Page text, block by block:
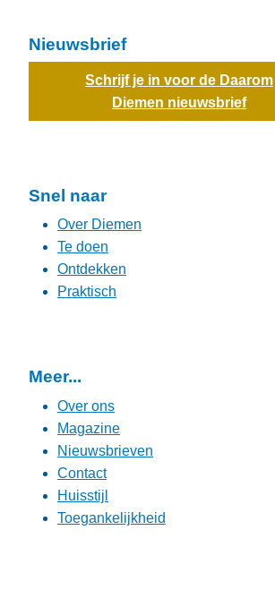
Nieuwsbrief
Schrijf je in voor de Daarom
Diemen nieuwsbrief
Snel naar
Over Diemen
Te doen
Ontdekken
Praktisch
Meer...
Over ons
Magazine
Nieuwsbrieven
Contact
Huisstijl
Toegankelijkheid